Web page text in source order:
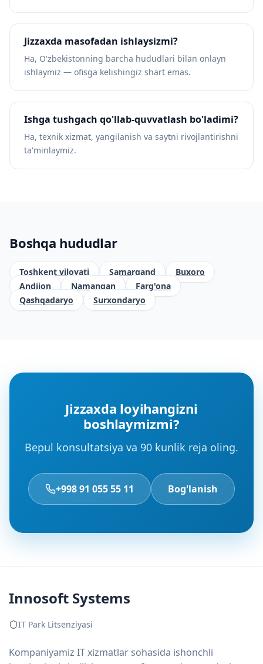
Jizzaxda masofadan ishlaysizmi?
Ha, O'zbekistonning barcha hududlari bilan onlayn
ishlaymiz — ofisga kelishingiz shart emas.
Ishga tushgach qo'llab-quvvatlash bo'ladimi?
Ha, texnik xizmat, yangilanish va saytni rivojlantirishni
ta'minlaymiz.
Boshqa hududlar
Toshkent viloyati Samarqand
Buxoro
Andijon
Namangan
Farg'ona
Qashqadaryo
Surxondaryo
Jizzaxda loyihangizni
boshlaymizmi?
Bepul konsultatsiya va 90 kunlik reja oling.
+998 91 055 55 11 Bog'lanish
Innosoft Systems
IT Park Litsenziyasi
Kompaniyamiz IT xizmatlar sohasida ishonchli